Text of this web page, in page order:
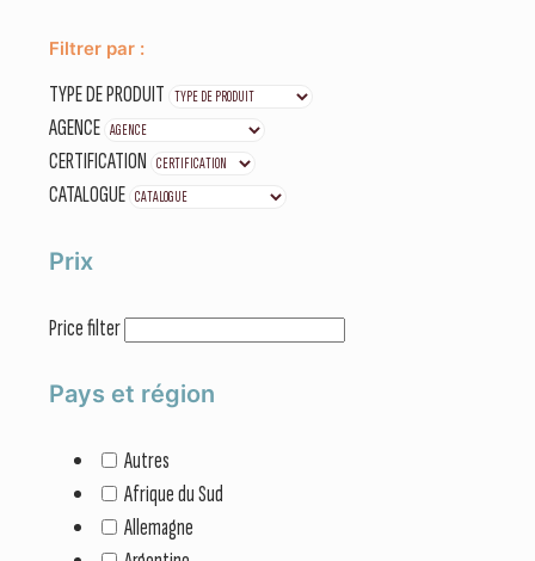
Filtrer par :
TYPE DE PRODUIT
AGENCE
CERTIFICATION
CATALOGUE
Prix
Price filter
Pays et région
Autres
Afrique du Sud
Allemagne